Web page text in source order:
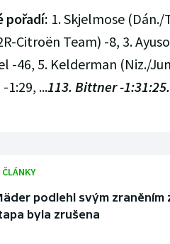
pořadí: 1. Skjelmose (Dán./
Citroën Team) -8, 3.
-46, 5. Kelderman (Niz./
1:29, ...113. Bittner -1:31:25.
podlehl svým zraněním
byla zrušena